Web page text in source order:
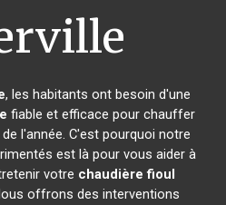
, les habitants ont besoin d'une
fiable et efficace pour chauffer
l'année. C'est pourquoi notre
est là pour vous aider à
votre chaudière fioul
offrons des interventions